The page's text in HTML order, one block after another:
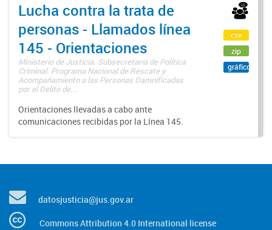
Lucha contra la trata de
personas - Llamados línea
145 - Orientaciones
Ministerio de Justicia. Subsecretaría de Política
Criminal. Programa Nacional de Rescate y
Acompañamiento a las Personas Damnificadas
por el Delito de...
Orientaciones llevadas a cabo ante
comunicaciones recibidas por la Línea 145.
csv
zip
gráfico
datosjusticia@jus.gov.ar
Commons Attribution 4.0 International license